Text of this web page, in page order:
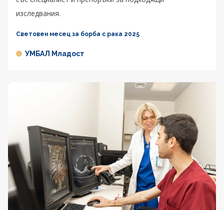
изследвания.
Световен месец за борба с рака 2025
УМБАЛ Младост